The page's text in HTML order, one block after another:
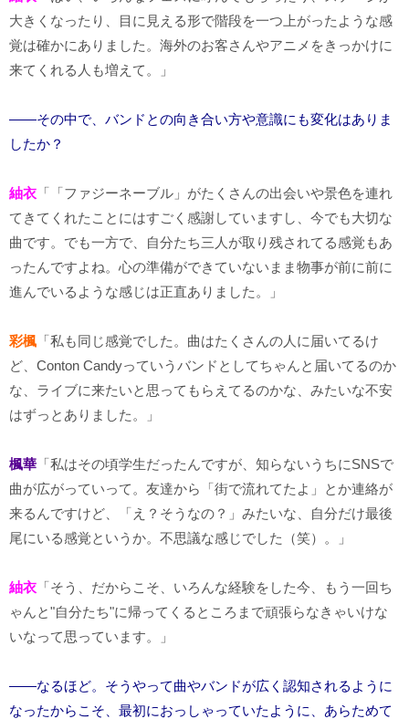
大きくなったり、目に見える形で階段を一つ上がったような感
覚は確かにありました。海外のお客さんやアニメをきっかけに
来てくれる人も増えて。」
――その中で、バンドとの向き合い方や意識にも変化はありま
したか？
紬衣 「「ファジーネーブル」がたくさんの出会いや景色を連れ
てきてくれたことにはすごく感謝していますし、今でも大切な
曲です。でも一方で、自分たち三人が取り残されてる感覚もあ
ったんですよね。心の準備ができていないまま物事が前に前に
進んでいるような感じは正直ありました。」
彩楓 「私も同じ感覚でした。曲はたくさんの人に届いてるけ
ど、Conton Candyっていうバンドとしてちゃんと届いてるのか
な、ライブに来たいと思ってもらえてるのかな、みたいな不安
はずっとありました。」
楓華 「私はその頃学生だったんですが、知らないうちにSNSで
曲が広がっていって。友達から「街で流れてたよ」とか連絡が
来るんですけど、「え？そうなの？」みたいな、自分だけ最後
尾にいる感覚というか。不思議な感じでした（笑）。」
紬衣 「そう、だからこそ、いろんな経験をした今、もう一回ち
ゃんと"自分たち"に帰ってくるところまで頑張らなきゃいけな
いなって思っています。」
――なるほど。そうやって曲やバンドが広く認知されるように
なったからこそ、最初におっしゃっていたように、あらためて